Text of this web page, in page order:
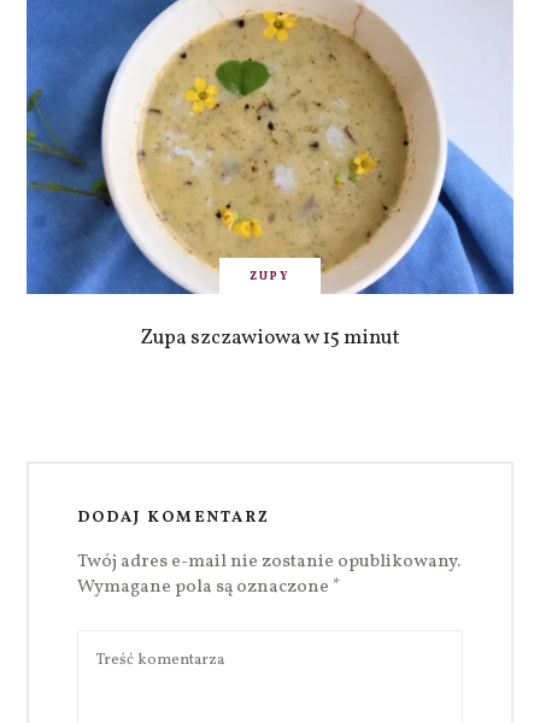
ZUPY
Zupa szczawiowa w 15 minut
DODAJ KOMENTARZ
Twój adres e-mail nie zostanie opublikowany.
Wymagane pola są oznaczone *